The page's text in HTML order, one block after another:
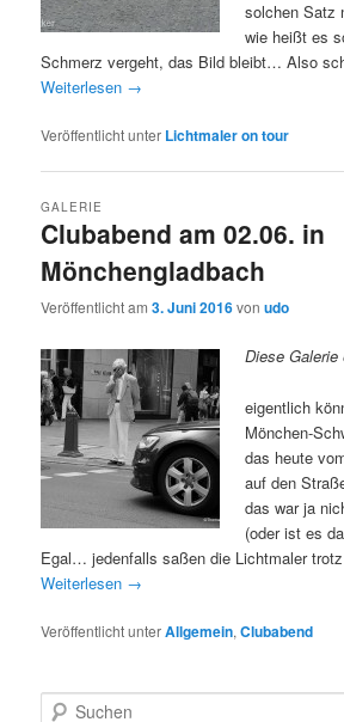
solchen Satz
wie heißt es
Schmerz vergeht, das Bild bleibt… Also
Weiterlesen →
Veröffentlicht unter Lichtmaler on tour
Clubabend am 02.06. in
Mönchengladbach
GALERIE
Veröffentlicht am3. Juni 2016vonudo
Diese
eigentlich
Mönchen-
das heute
auf den
das war ja
(oder ist es
Egal… jedenfalls saßen die Lichtmaler
Weiterlesen →
Veröffentlicht unterAllgemein,Clubabend